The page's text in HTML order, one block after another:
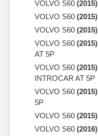
VOLVO S60 (2015)
VOLVO S60 (2015)
VOLVO S60 (2015)
VOLVO S60 (2015)
AT 5P
VOLVO S60 (2015)
INTROCAR AT 5P
VOLVO S60 (2015)
5P
VOLVO S60 (2015)
VOLVO S60 (2016)